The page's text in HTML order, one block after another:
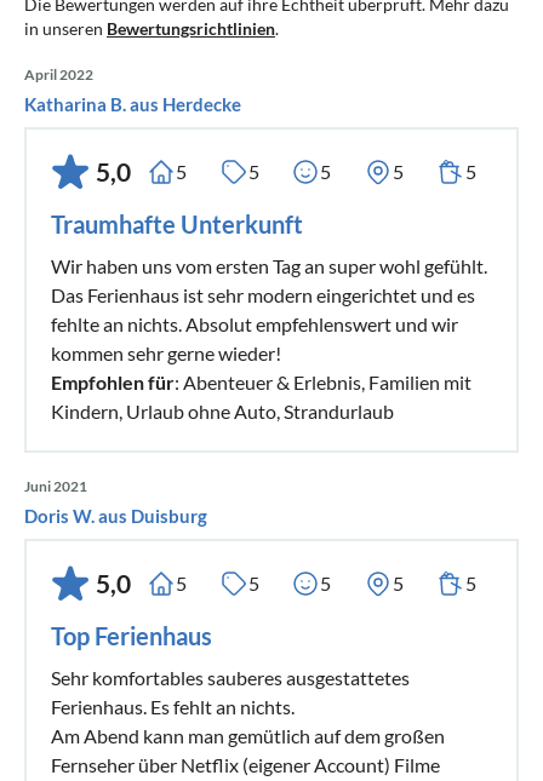
in unseren Bewertungsrichtlinien.
April 2022
Katharina B. aus Herdecke
5,0 5 5 5 5 5
Traumhafte Unterkunft
Wir haben uns vom ersten Tag an super wohl gefühlt.
Das Ferienhaus ist sehr modern eingerichtet und es
fehlte an nichts. Absolut empfehlenswert und wir
kommen sehr gerne wieder!
Empfohlen für: Abenteuer & Erlebnis, Familien mit
Kindern, Urlaub ohne Auto, Strandurlaub
Juni 2021
Doris W. aus Duisburg
5,0 5 5 5 5 5
Top Ferienhaus
Sehr komfortables sauberes ausgestattetes
Ferienhaus. Es fehlt an nichts.
Am Abend kann man gemütlich auf dem großen
Fernseher über Netflix (eigener Account) Filme